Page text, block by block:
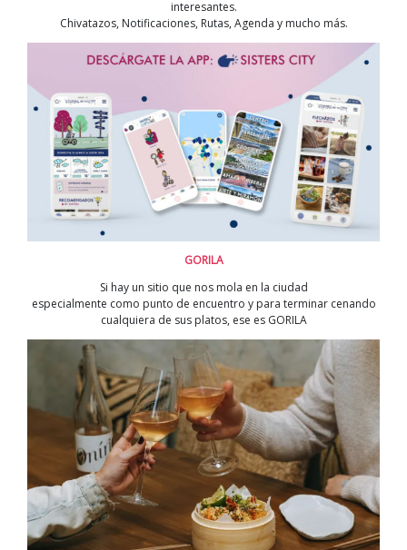
interesantes.
Chivatazos, Notificaciones, Rutas, Agenda y mucho más.
GORILA
Si hay un sitio que nos mola en la ciudad
especialmente como punto de encuentro y para terminar cenando
cualquiera de sus platos, ese es GORILA